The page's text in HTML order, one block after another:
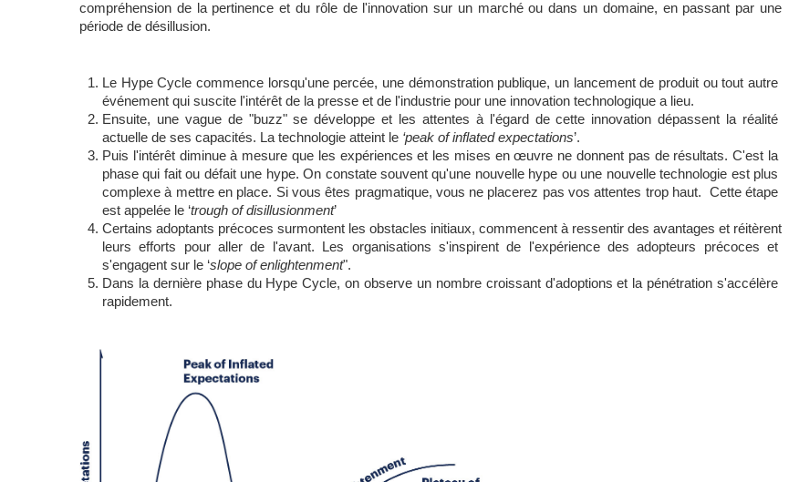
compréhension de la pertinence et du rôle de l'innovation sur un marché ou dans un domaine, en passant par une
période de désillusion.
Le Hype Cycle commence lorsqu'une percée, une démonstration publique, un lancement de produit ou tout autre
événement qui suscite l'intérêt de la presse et de l'industrie pour une innovation technologique a lieu.
Ensuite, une vague de "buzz" se développe et les attentes à l'égard de cette innovation dépassent la réalité
actuelle de ses capacités. La technologie atteint le ‘peak of inflated expectations’.
Puis l'intérêt diminue à mesure que les expériences et les mises en œuvre ne donnent pas de résultats. C'est la
phase qui fait ou défait une hype. On constate souvent qu'une nouvelle hype ou une nouvelle technologie est plus
complexe à mettre en place. Si vous êtes pragmatique, vous ne placerez pas vos attentes trop haut.  Cette étape
est appelée le ‘trough of disillusionment’
Certains adoptants précoces surmontent les obstacles initiaux, commencent à ressentir des avantages et réitèrent
leurs efforts pour aller de l'avant. Les organisations s'inspirent de l'expérience des adopteurs précoces et
s'engagent sur le ‘slope of enlightenment".
Dans la dernière phase du Hype Cycle, on observe un nombre croissant d'adoptions et la pénétration s'accélère
rapidement.